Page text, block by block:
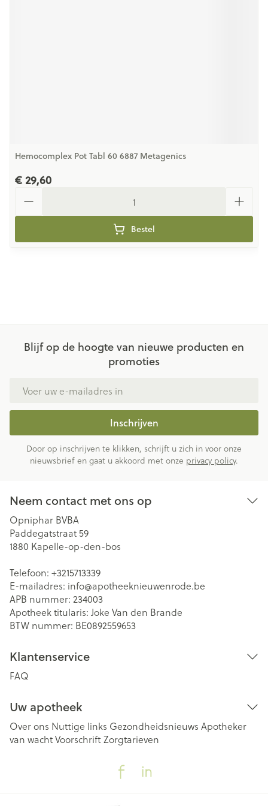
Hemocomplex Pot Tabl 60 6887 Metagenics
€ 29,60
Bestel
Blijf op de hoogte van nieuwe producten en
promoties
Inschrijven
Door op inschrijven te klikken, schrijft u zich in voor onze
nieuwsbrief en gaat u akkoord met onze privacy policy.
Neem contact met ons op
Opniphar BVBA
Paddegatstraat 59
1880 Kapelle-op-den-bos
Telefoon: +3215713339
E-mailadres: info@apotheeknieuwenrode.be
APB nummer: 234003
Apotheek titularis: Joke Van den Brande
BTW nummer: BE0892559653
Klantenservice
FAQ
Uw apotheek
Over ons Nuttige links Gezondheidsnieuws Apotheker
van wachtVoorschriftZorgtarieven